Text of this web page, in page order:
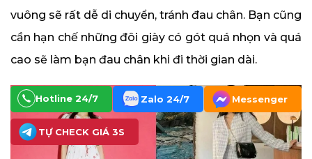
vuông sẽ rất dễ di chuyển, tránh đau chân. Bạn cũng
cần hạn chế những đôi giày có gót quá nhọn và quá
cao sẽ làm bạn đau chân khi đi thời gian dài.
Hotline 24/7 Zalo 24/7 Messenger
TỰ CHECK GIÁ 3S